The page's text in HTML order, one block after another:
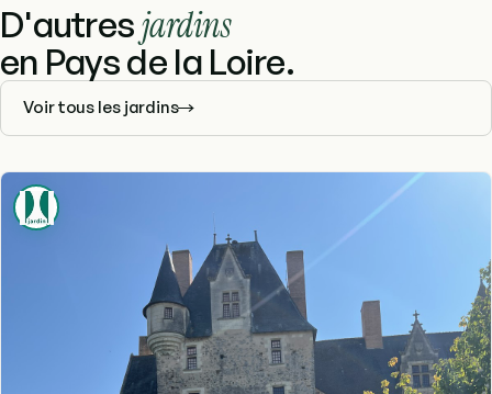
D'autresjardins
en Pays de la Loire.
Voir tous les jardins